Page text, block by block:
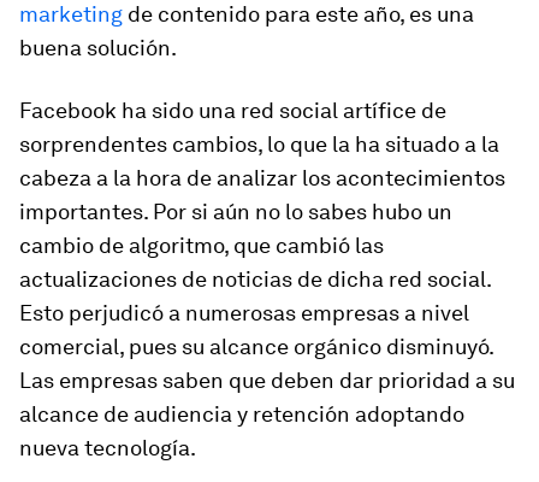
marketing de contenido para este año, es una
buena solución.
Facebook ha sido una red social artífice de
sorprendentes cambios, lo que la ha situado a la
cabeza a la hora de analizar los acontecimientos
importantes. Por si aún no lo sabes hubo un
cambio de algoritmo, que cambió las
actualizaciones de noticias de dicha red social.
Esto perjudicó a numerosas empresas a nivel
comercial, pues su alcance orgánico disminuyó.
Las empresas saben que deben dar prioridad a su
alcance de audiencia y retención adoptando
nueva tecnología.